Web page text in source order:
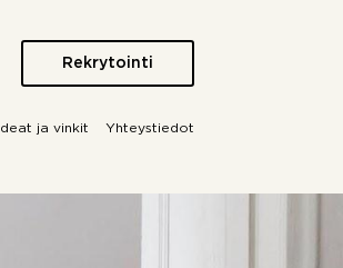
Rekrytointi
Ideat ja vinkit Yhteystiedot